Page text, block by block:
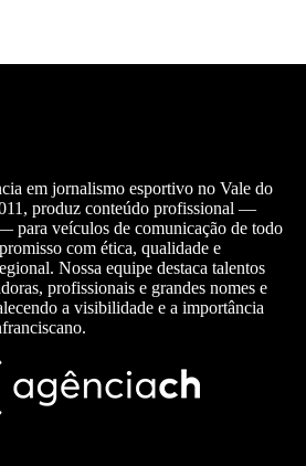
em jornalismo esportivo no Vale do
produz conteúdo profissional —
para veículos de comunicação de todo
com ética, qualidade e
Nossa equipe destaca talentos
profissionais e grandes nomes e
a visibilidade e a importância